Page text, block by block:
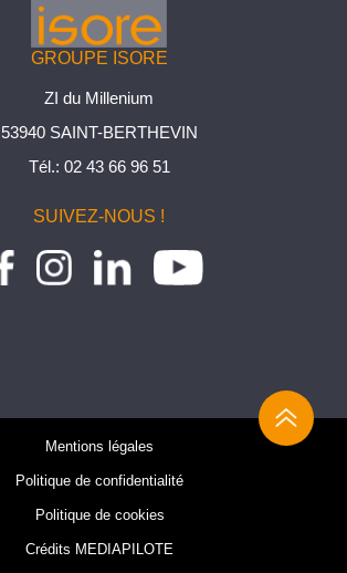
GROUPE ISORE
ZI du Millenium
53940 SAINT-BERTHEVIN
Tél.: 02 43 66 96 51
SUIVEZ-NOUS !
Mentions légales
Politique de confidentialité
Politique de cookies
Crédits MEDIAPILOTE